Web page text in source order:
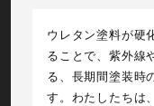
ウレタン塗料が硬
ることで、紫外線
る、長期間塗装時
す。わたしたちは